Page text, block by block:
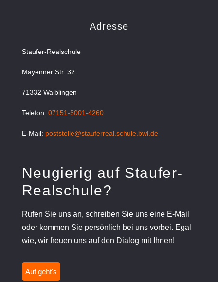
Adresse
Staufer-Realschule
Mayenner Str. 32
71332 Waiblingen
Telefon: 07151-5001-4260
E-Mail: poststelle@stauferreal.schule.bwl.de
Neugierig auf Staufer-
Realschule?
Rufen Sie uns an, schreiben Sie uns eine E-Mail
oder kommen Sie persönlich bei uns vorbei. Egal
wie, wir freuen uns auf den Dialog mit Ihnen!
Auf geht's